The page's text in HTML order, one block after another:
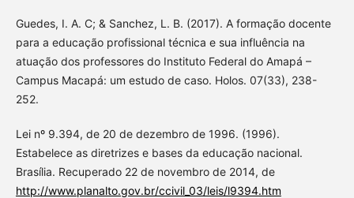
Guedes, I. A. C; & Sanchez, L. B. (2017). A formação docente
para a educação profissional técnica e sua influência na
atuação dos professores do Instituto Federal do Amapá –
Campus Macapá: um estudo de caso. Holos. 07(33), 238-
252.
Lei nº 9.394, de 20 de dezembro de 1996. (1996).
Estabelece as diretrizes e bases da educação nacional.
Brasília. Recuperado 22 de novembro de 2014, de
http://www.planalto.gov.br/ccivil_03/leis/l9394.htm